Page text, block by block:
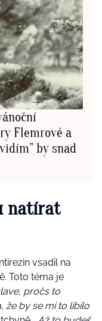
Flemrové a
by snad
natírat
vsadil na
Toto téma je
pročs to
že by se mi to líbilo